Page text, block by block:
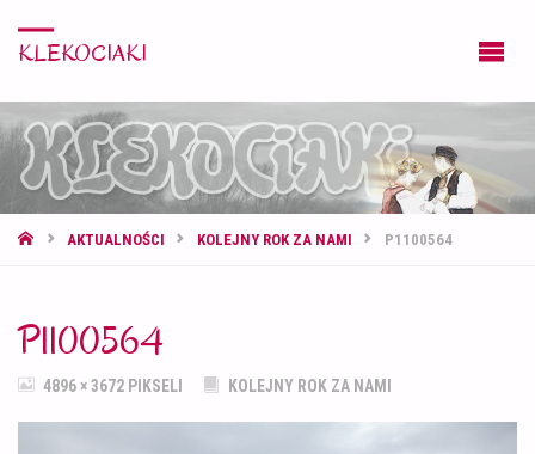
KLEKOCIAKI
STRONAAKTUALNOŚCI KOLEJNY ROK ZA NAMI P1100564
P1100564
PEŁNY4896 × 3672 PIKSELI KOLEJNY ROK ZA NAMI